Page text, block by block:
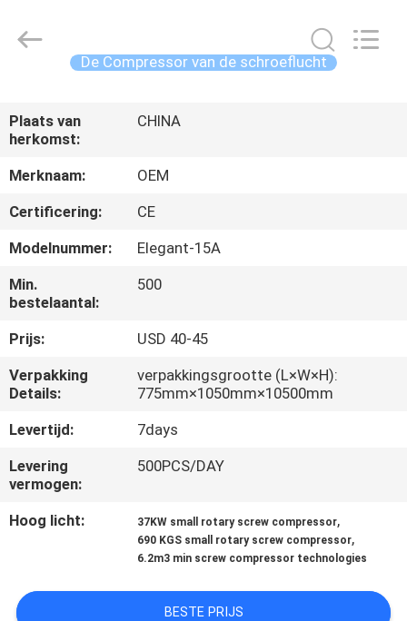
PRODUCTEN
OVER
ONS
FABRIEKSTOCHT
NEEM
CONTACT
MET
ONS
NIEUWS
Ltd..
De Compressor van de schroeflucht
Plaats van
herkomst:
CHINA
Merknaam:
OEM
Certificering:
CE
Modelnummer:
Elegant-15A
Min.
bestelaantal:
500
Prijs:
USD 40-45
Verpakking
Details:
verpakkingsgrootte (L×W×H):
775mm×1050mm×10500mm
Levertijd:
7days
Levering
vermogen:
500PCS/DAY
Hoog licht: 37KW small rotary screw compressor,
690 KGS small rotary screw compressor,
6.2m3 min screw compressor technologies
BESTE PRIJS